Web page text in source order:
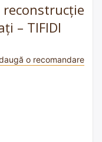
reconstrucție
– TIFIDI
o recomandare